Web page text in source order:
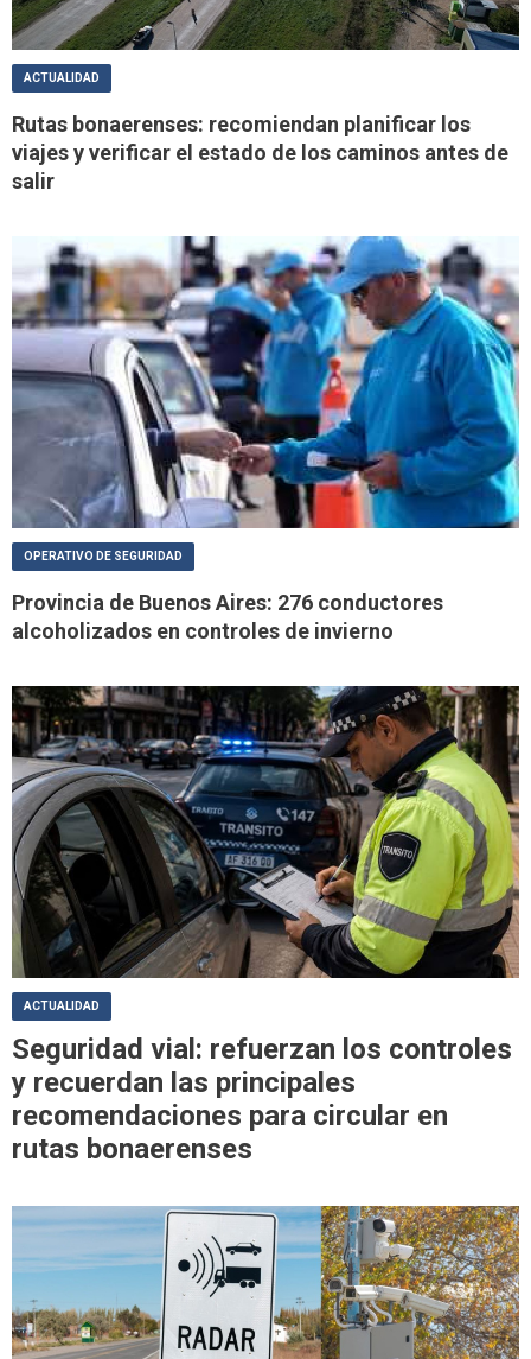
ACTUALIDAD
Rutas bonaerenses: recomiendan planificar los
viajes y verificar el estado de los caminos antes de
salir
OPERATIVO DE SEGURIDAD
Provincia de Buenos Aires: 276 conductores
alcoholizados en controles de invierno
ACTUALIDAD
Seguridad vial: refuerzan los controles
y recuerdan las principales
recomendaciones para circular en
rutas bonaerenses